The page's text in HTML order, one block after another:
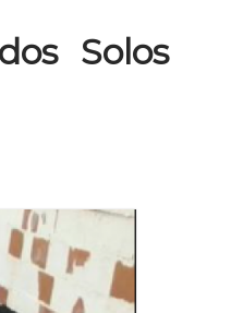
Solos